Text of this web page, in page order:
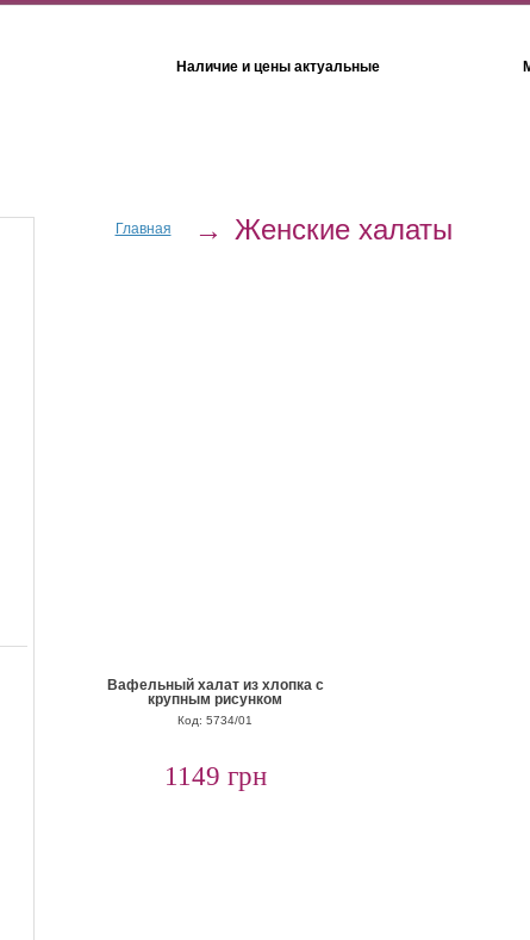
Наличие и цены актуальные
Главная → Женские халаты
Вафельный халат из хлопка с
крупным рисунком
Код: 5734/01
1149 грн